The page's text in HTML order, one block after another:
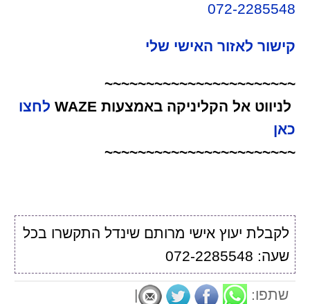
072-2285548
קישור לאזור האישי שלי
~~~~~~~~~~~~~~~~~~~~~~~
לניווט אל הקליניקה באמצעות WAZE
לחצו
כאן
~~~~~~~~~~~~~~~~~~~~~~~
לקבלת יעוץ אישי מרותם שינדל התקשרו בכל
שעה: 072-2285548
שתפו: |